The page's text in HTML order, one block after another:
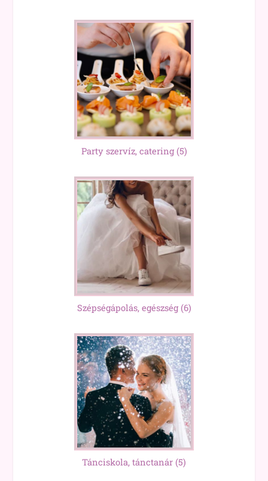
Party szervíz, catering(5)
Szépségápolás, egészség(6)
Tánciskola, tánctanár (5)